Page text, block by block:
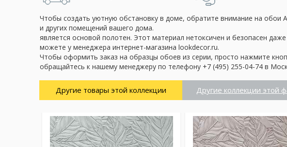
Чтобы создать уютную обстановку в доме, обратите внимание на обои
и других помещений вашего дома.
является основой полотен. Этот материал нетоксичен и безопасен
можете у менеджера интернет-магазина lookdecor.ru.
Чтобы оформить заказ на образцы обоев из серии, просто нажмите
обращайтесь к нашему менеджеру по телефону +7 (495) 255-04-74 в
Другие товары этой коллекции Другие коллекции этой